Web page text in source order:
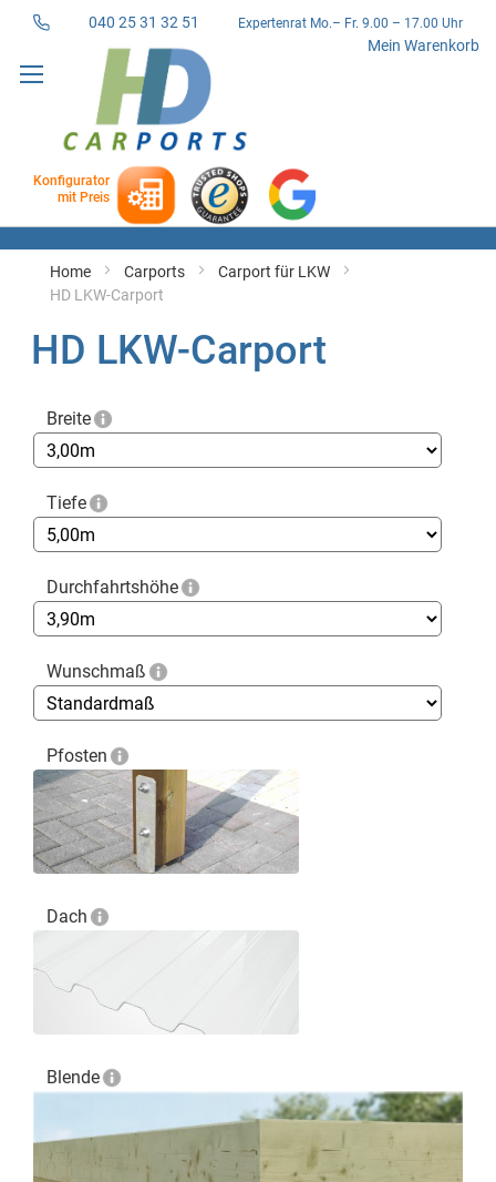
040 25 31 32 51 Expertenrat Mo.– Fr. 9.00 – 17.00 Uhr
Mein Warenkorb
zum
Konfigurator
mit Preis
Home Carports
Carport für LKW
HD LKW-Carport
HD LKW-Carport
Breite
Tiefe
Durchfahrtshöhe
Wunschmaß
Pfosten
Dach
Blende